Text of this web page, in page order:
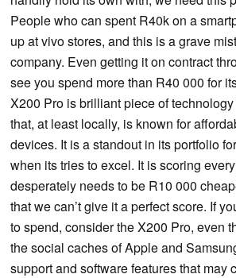
People who can spent R40k on a
up at vivo stores, and this is a grave
company. Even getting it on contract
see you spend more than R40 000 for
X200 Pro is brilliant piece of
that, at least locally, is known for
devices. It is a standout in its portfolio
when its tries to excel. It is scoring
desperately needs to be R10 000
that we can’t give it a perfect score. If
to spend, consider the X200 Pro, even
the social caches of Apple and
support and software features that may